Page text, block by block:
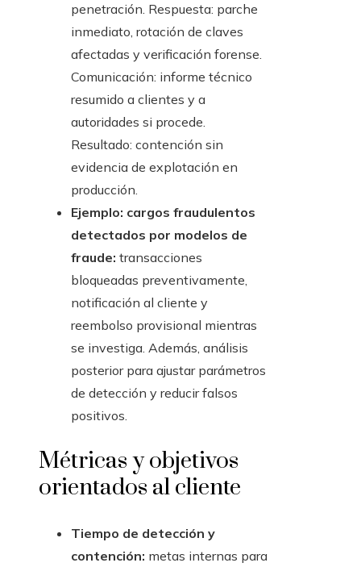
penetración. Respuesta: parche
inmediato, rotación de claves
afectadas y verificación forense.
Comunicación: informe técnico
resumido a clientes y a
autoridades si procede.
Resultado: contención sin
evidencia de explotación en
producción.
Ejemplo: cargos fraudulentos
detectados por modelos de
fraude: transacciones
bloqueadas preventivamente,
notificación al cliente y
reembolso provisional mientras
se investiga. Además, análisis
posterior para ajustar parámetros
de detección y reducir falsos
positivos.
Métricas y objetivos
orientados al cliente
Tiempo de detección y
contención: metas internas para